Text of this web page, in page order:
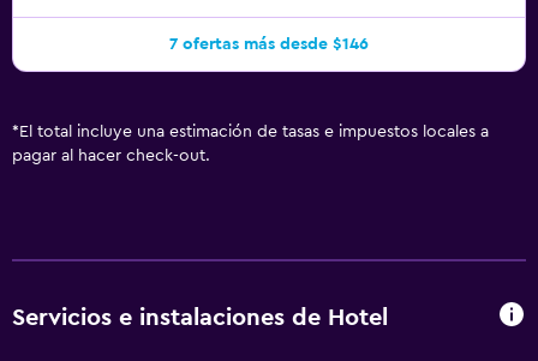
7 ofertas más desde $146
* El total incluye una estimación de tasas e impuestos locales a
pagar al hacer check-out.
Servicios e instalaciones de Hotel